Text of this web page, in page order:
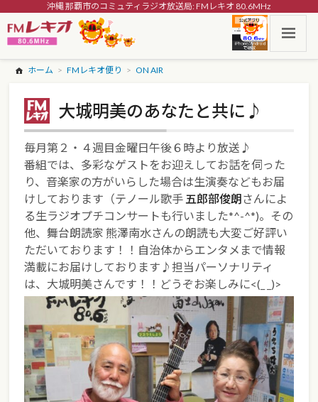
沖縄 那覇市のコミュティラジオ放送局: FMレキオ 80.6MHz
ホーム FMレキオ便り ON AIR
大城明美のあなたと共に♪
毎月第２・４週目金曜日午後６時より放送♪
番組では、多彩なゲストをお迎えしてお話を伺った
り、音楽家の方がいらした場合は生演奏などもお届
けしております（テノール歌手 五郎部俊朗さんによ
る生ラジオプチコンサートも行いました*^-^*)。その
他、舞台朗読家 熊澤南水さんの朗読も大変ご好評い
ただいております！！自治体からエンタメまで情報
満載にお届けしております♪担当パーソナリティ
は、大城明美さんです！！どうぞお楽しみに<(_ _)>